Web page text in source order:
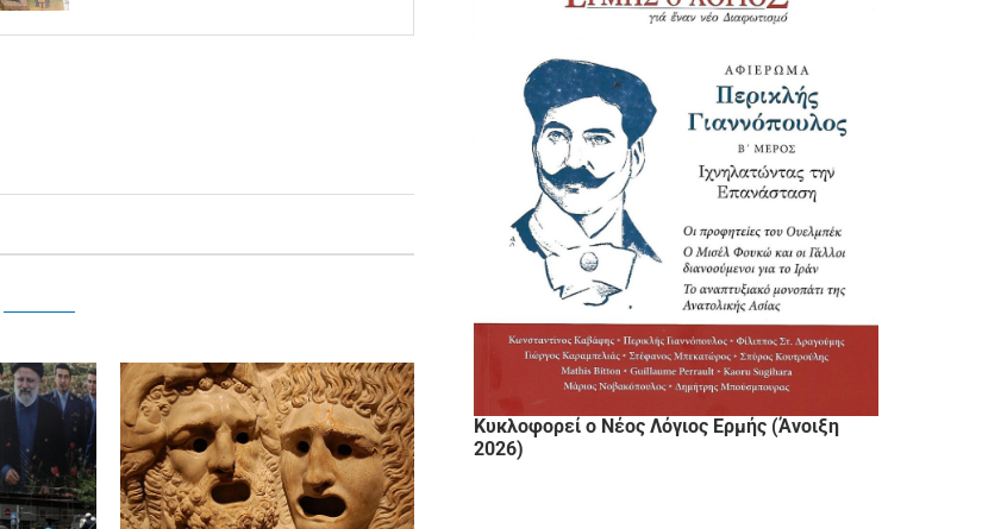
Κυκλοφορεί ο Νέος Λόγιος Ερμής (Άνοιξη
2026)